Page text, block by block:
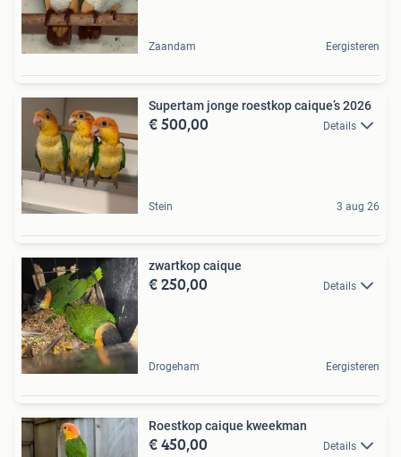
Zaandam Eergisteren
Supertam jonge roestkop caique’s 2026
€ 500,00 Details
Stein 3 aug 26
zwartkop caique
€ 250,00 Details
Drogeham Eergisteren
Roestkop caique kweekman
€ 450,00 Details